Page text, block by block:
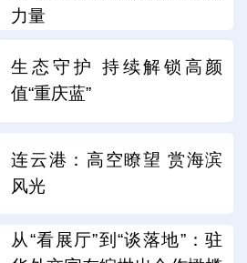
力量
生态守护 持续解锁高颜
值“重庆蓝”
连云港：高空瞭望 赏海滨
风光
从“看展厅”到“谈落地”：驻